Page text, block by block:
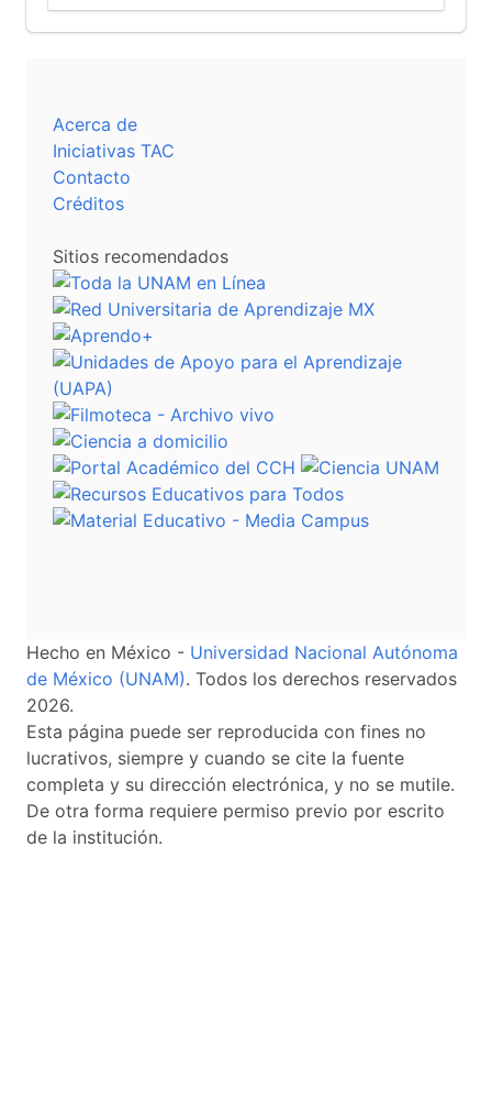
Acerca de
Iniciativas TAC
Contacto
Créditos
Sitios recomendados
Hecho en México - Universidad Nacional Autónoma
de México (UNAM). Todos los derechos reservados
2026.
Esta página puede ser reproducida con fines no
lucrativos, siempre y cuando se cite la fuente
completa y su dirección electrónica, y no se mutile.
De otra forma requiere permiso previo por escrito
de la institución.